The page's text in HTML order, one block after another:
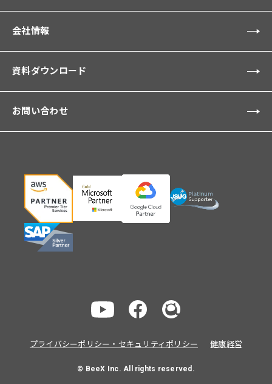
会社情報
資料ダウンロード
お問い合わせ
プライバシーポリシー・セキュリティポリシー 健康経営
© BeeX Inc. All rights reserved.